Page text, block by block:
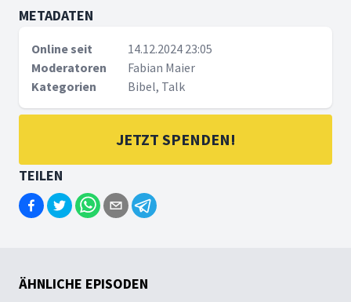
METADATEN
Online seit
14.12.2024 23:05
Moderatoren
Fabian Maier
Kategorien
Bibel, Talk
JETZT SPENDEN!
TEILEN
ÄHNLICHE EPISODEN